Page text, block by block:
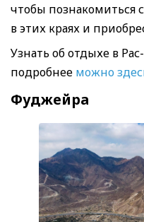
чтобы познакомиться
в этих краях и
Узнать об отдыхе в
подробнее можно
Фуджейра